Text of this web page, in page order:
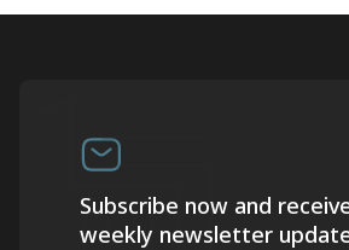
Subscribe now and
weekly newsletter